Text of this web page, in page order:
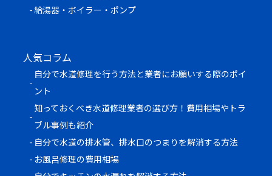
給湯器・ボイラー・ポンプ
人気コラム
自分で水道修理を行う方法と業者にお願いする際のポイ
ント
知っておくべき水道修理業者の選び方！費用相場やトラ
ブル事例も紹介
自分で水道の排水管、排水口のつまりを解消する方法
お風呂修理の費用相場